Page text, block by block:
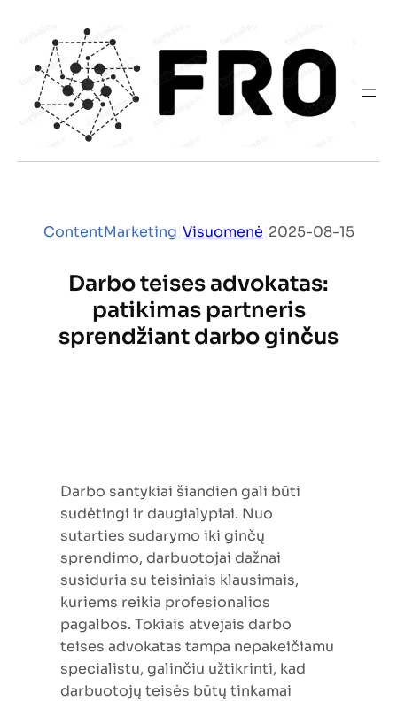
turinio
ContentMarketing Visuomenė 2025-08-15
Darbo teises advokatas:
patikimas partneris
sprendžiant darbo ginčus
Darbo santykiai šiandien gali būti
sudėtingi ir daugialypiai. Nuo
sutarties sudarymo iki ginčų
sprendimo, darbuotojai dažnai
susiduria su teisiniais klausimais,
kuriems reikia profesionalios
pagalbos. Tokiais atvejais darbo
teises advokatas tampa nepakeičiamu
specialistu, galinčiu užtikrinti, kad
darbuotojų teisės būtų tinkamai